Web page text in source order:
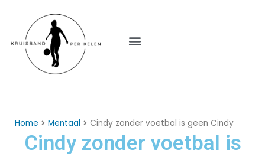
Menu
Home Mentaal Cindy zonder voetbal is geen Cindy
Cindy zonder voetbal is